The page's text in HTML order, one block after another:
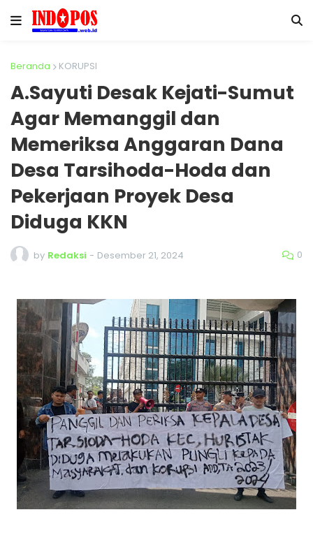
Beranda KORUPSI
A.Sayuti Desak Kejati-Sumut
Agar Memanggil dan
Memeriksa Anggaran Dana
Desa Tarsihoda-Hoda dan
Pekerjaan Proyek Desa
Diduga KKN
by Redaksi - Desember 21, 2024 0